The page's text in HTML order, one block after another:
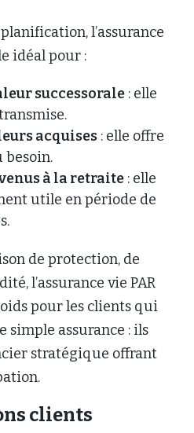
l’assurance
idéal pour :
successorale : elle
acquises : elle offre
à la retraite : elle
utile en période de
de protection, de
l’assurance vie PAR
pour les clients qui
simple assurance : ils
stratégique offrant
clients